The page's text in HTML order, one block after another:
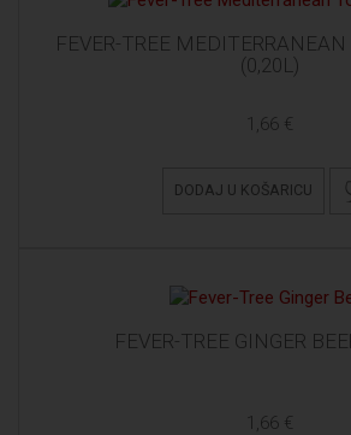
FEVER-TREE
(0,20L)
1,66 €
DODAJ U KOŠARICU
FEVER-TREE GINGER
1,66 €